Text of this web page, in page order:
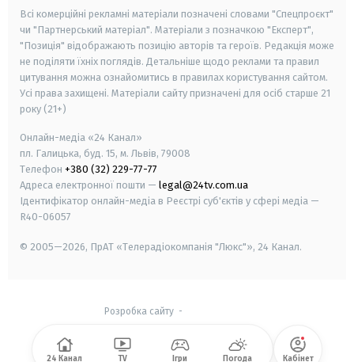
Всі комерційні рекламні матеріали позначені словами "Спецпроєкт"
чи "Партнерський матеріал". Матеріали з позначкою "Експерт",
"Позиція" відображають позицію авторів та героїв. Редакція може
не поділяти їхніх поглядів. Детальніше щодо реклами та правил
цитування можна ознайомитись в правилах користування сайтом.
Усі права захищені. Матеріали сайту призначені для осіб старше 21
року (21+)
Онлайн-медіа «24 Канал»
пл. Галицька, буд. 15, м. Львів, 79008
Телефон +380 (32) 229-77-77
Адреса електронної пошти — legal@24tv.com.ua
Ідентифікатор онлайн-медіа в Реєстрі суб'єктів у сфері медіа —
R40-06057
© 2005—2026, ПрАТ «Телерадіокомпанія "Люкс"», 24 Канал.
Розробка сайту-
24 Канал TV Ігри Погода Кабінет